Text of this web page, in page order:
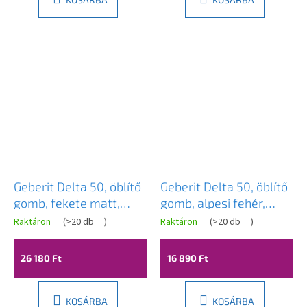
Geberit Delta 50, öblítő
gomb, fekete matt,
115.119.14.1
Raktáron (>20 db )
26 180 Ft
KOSÁRBA
Geberit Delta 50, öblítő
gomb, alpesi fehér,
115.119.11.1
Raktáron (>20 db )
16 890 Ft
KOSÁRBA